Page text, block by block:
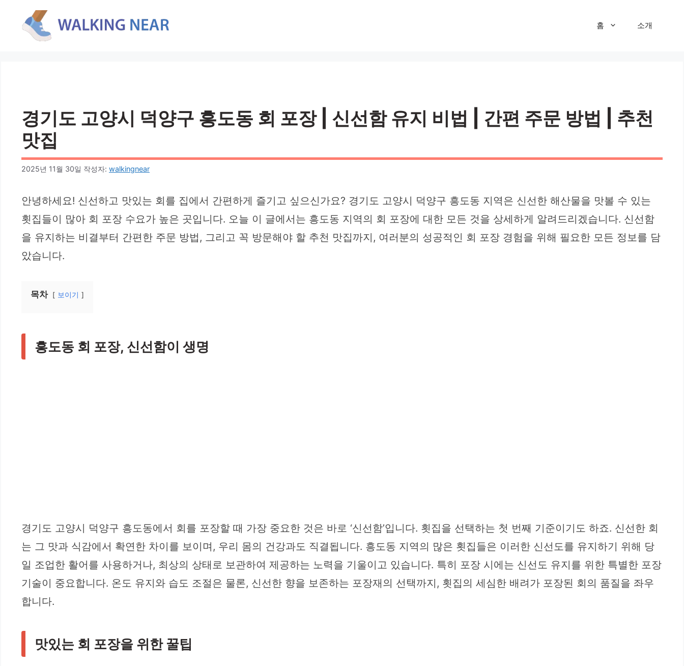
홈 소개
경기도 고양시 덕양구 흥도동 회 포장 | 신선함 유지 비법 | 간편 주문 방법 | 추천
맛집
2025년 11월 30일 작성자: walkingnear
안녕하세요! 신선하고 맛있는 회를 집에서 간편하게 즐기고 싶으신가요? 경기도 고양시 덕양구 흥도동 지역은 신선한 해산물을 맛볼 수 있는
횟집들이 많아 회 포장 수요가 높은 곳입니다. 오늘 이 글에서는 흥도동 지역의 회 포장에 대한 모든 것을 상세하게 알려드리겠습니다. 신선함
을 유지하는 비결부터 간편한 주문 방법, 그리고 꼭 방문해야 할 추천 맛집까지, 여러분의 성공적인 회 포장 경험을 위해 필요한 모든 정보를 담
았습니다.
목차 보이기
흥도동 회 포장, 신선함이 생명
경기도 고양시 덕양구 흥도동에서 회를 포장할 때 가장 중요한 것은 바로 ‘신선함’입니다. 횟집을 선택하는 첫 번째 기준이기도 하죠. 신선한 회
는 그 맛과 식감에서 확연한 차이를 보이며, 우리 몸의 건강과도 직결됩니다. 흥도동 지역의 많은 횟집들은 이러한 신선도를 유지하기 위해 당
일 조업한 활어를 사용하거나, 최상의 상태로 보관하여 제공하는 노력을 기울이고 있습니다. 특히 포장 시에는 신선도 유지를 위한 특별한 포장
기술이 중요합니다. 온도 유지와 습도 조절은 물론, 신선한 향을 보존하는 포장재의 선택까지, 횟집의 세심한 배려가 포장된 회의 품질을 좌우
합니다.
맛있는 회 포장을 위한 꿀팁